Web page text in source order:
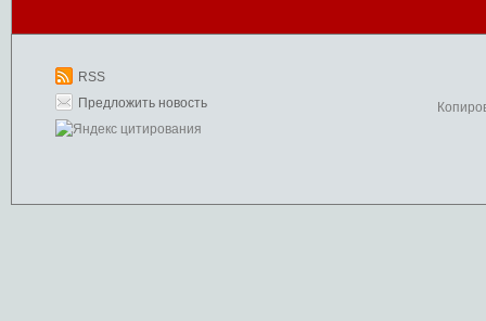
RSS
Предложить новость